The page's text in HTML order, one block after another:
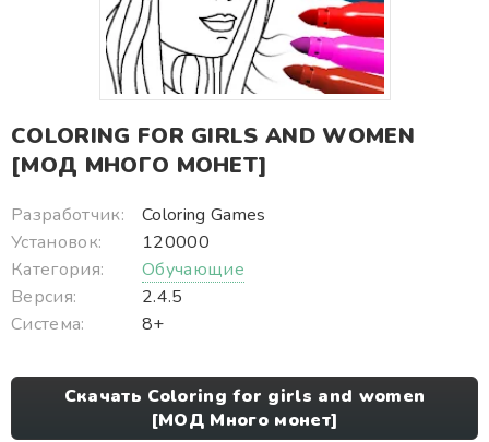
COLORING FOR GIRLS AND WOMEN
[МОД МНОГО МОНЕТ]
Разработчик:
Coloring Games
Установок:
120000
Категория:
Обучающие
Версия:
2.4.5
Система:
8+
Скачать Coloring for girls and women
[МОД Много монет]